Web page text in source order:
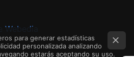
para generar estadísticas
personalizada analizando
estarás aceptando su uso.